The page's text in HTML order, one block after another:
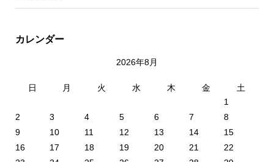
カレンダー
2026年8月
日 月 火 水 木 金 土
1
2
3 4 5 6 7
8
9
10 11 12 13 14
15
16
17 18 19 20 21
22